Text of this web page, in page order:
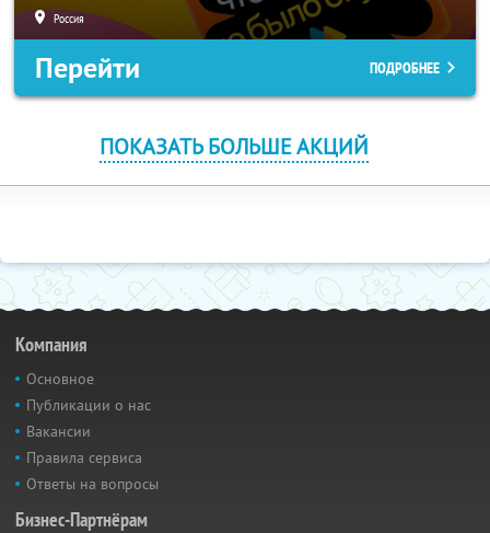
Россия
Перейти ПОДРОБНЕЕ
ПОКАЗАТЬ БОЛЬШЕ АКЦИЙ
Компания
Основное
Публикации о нас
Вакансии
Правила сервиса
Ответы на вопросы
Бизнес-Партнёрам